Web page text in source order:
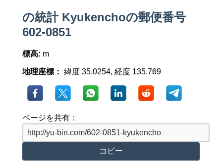
の統計 Kyukenchoの郵便番号
602-0851
標高: m
地理座標： 緯度 35.0254, 経度 135.769
ページを共有：
コピー